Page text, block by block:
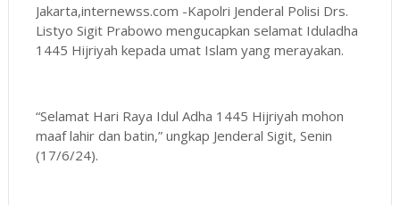
Jakarta,internewss.com -Kapolri Jenderal Polisi Drs.
Listyo Sigit Prabowo mengucapkan selamat Iduladha
1445 Hijriyah kepada umat Islam yang merayakan.
“Selamat Hari Raya Idul Adha 1445 Hijriyah mohon
maaf lahir dan batin,” ungkap Jenderal Sigit, Senin
(17/6/24).